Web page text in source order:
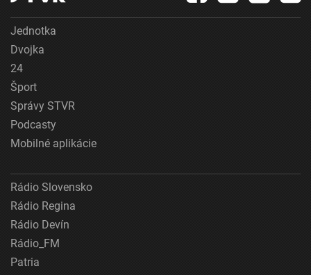
Jednotka
Dvojka
24
Šport
Správy STVR
Podcasty
Mobilné aplikácie
Rádio Slovensko
Rádio Regina
Rádio Devín
Rádio_FM
Patria